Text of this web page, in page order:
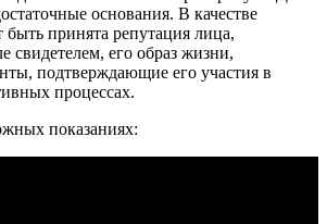
основания. В качестве
быть принята репутация лица,
свидетелем, его образ жизни,
подтверждающие его участия в
процессах.
показаниях: